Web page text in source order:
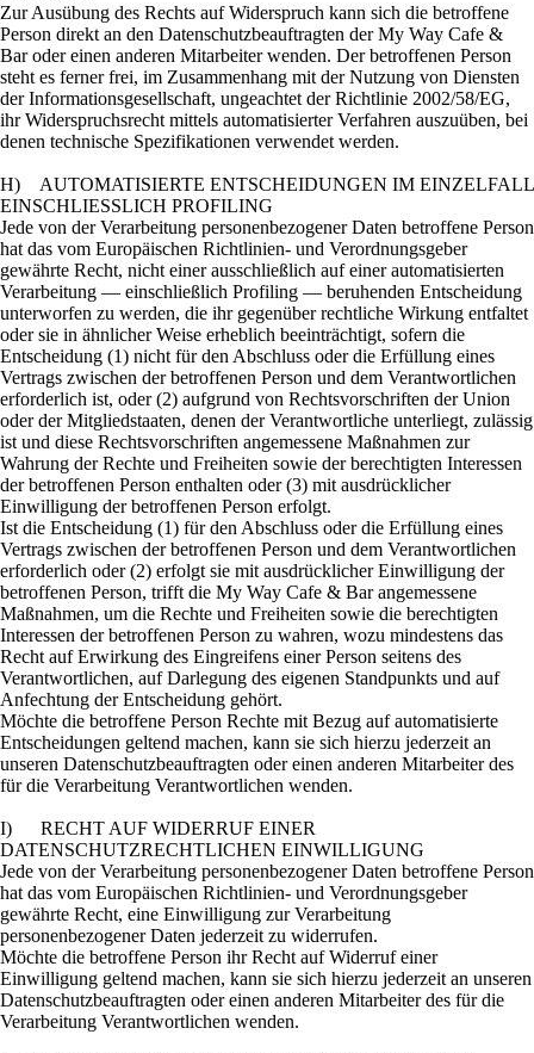
Zur Ausübung des Rechts auf Widerspruch kann sich die betroffene
Person direkt an den Datenschutzbeauftragten der My Way Cafe &
Bar oder einen anderen Mitarbeiter wenden. Der betroffenen Person
steht es ferner frei, im Zusammenhang mit der Nutzung von Diensten
der Informationsgesellschaft, ungeachtet der Richtlinie 2002/58/EG,
ihr Widerspruchsrecht mittels automatisierter Verfahren auszuüben, bei
denen technische Spezifikationen verwendet werden.
H) AUTOMATISIERTE ENTSCHEIDUNGEN IM EINZELFALL
EINSCHLIESSLICH PROFILING
Jede von der Verarbeitung personenbezogener Daten betroffene Person
hat das vom Europäischen Richtlinien- und Verordnungsgeber
gewährte Recht, nicht einer ausschließlich auf einer automatisierten
Verarbeitung — einschließlich Profiling — beruhenden Entscheidung
unterworfen zu werden, die ihr gegenüber rechtliche Wirkung entfaltet
oder sie in ähnlicher Weise erheblich beeinträchtigt, sofern die
Entscheidung (1) nicht für den Abschluss oder die Erfüllung eines
Vertrags zwischen der betroffenen Person und dem Verantwortlichen
erforderlich ist, oder (2) aufgrund von Rechtsvorschriften der Union
oder der Mitgliedstaaten, denen der Verantwortliche unterliegt, zulässig
ist und diese Rechtsvorschriften angemessene Maßnahmen zur
Wahrung der Rechte und Freiheiten sowie der berechtigten Interessen
der betroffenen Person enthalten oder (3) mit ausdrücklicher
Einwilligung der betroffenen Person erfolgt.
Ist die Entscheidung (1) für den Abschluss oder die Erfüllung eines
Vertrags zwischen der betroffenen Person und dem Verantwortlichen
erforderlich oder (2) erfolgt sie mit ausdrücklicher Einwilligung der
betroffenen Person, trifft die My Way Cafe & Bar angemessene
Maßnahmen, um die Rechte und Freiheiten sowie die berechtigten
Interessen der betroffenen Person zu wahren, wozu mindestens das
Recht auf Erwirkung des Eingreifens einer Person seitens des
Verantwortlichen, auf Darlegung des eigenen Standpunkts und auf
Anfechtung der Entscheidung gehört.
Möchte die betroffene Person Rechte mit Bezug auf automatisierte
Entscheidungen geltend machen, kann sie sich hierzu jederzeit an
unseren Datenschutzbeauftragten oder einen anderen Mitarbeiter des
für die Verarbeitung Verantwortlichen wenden.
I) RECHT AUF WIDERRUF EINER
DATENSCHUTZRECHTLICHEN EINWILLIGUNG
Jede von der Verarbeitung personenbezogener Daten betroffene Person
hat das vom Europäischen Richtlinien- und Verordnungsgeber
gewährte Recht, eine Einwilligung zur Verarbeitung
personenbezogener Daten jederzeit zu widerrufen.
Möchte die betroffene Person ihr Recht auf Widerruf einer
Einwilligung geltend machen, kann sie sich hierzu jederzeit an unseren
Datenschutzbeauftragten oder einen anderen Mitarbeiter des für die
Verarbeitung Verantwortlichen wenden.